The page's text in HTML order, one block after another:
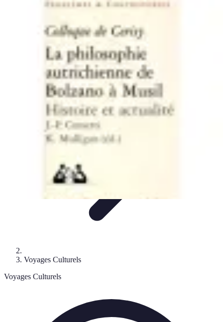
Belles Villes Monde
Voyages et DécouvertesDécouverte des villes
Belles Villes Monde
Voyages Culturels
Voyages Culturels